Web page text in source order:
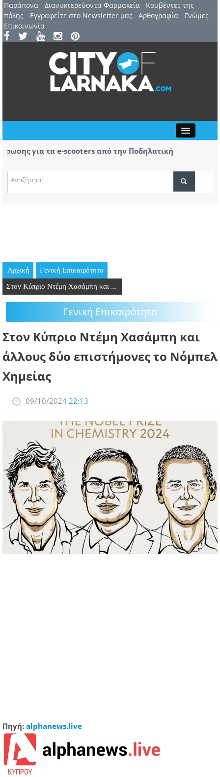
Παράπονα Διανυκτερεύοντα Φαρμακεία
Kουβέντες της
πόλης
Εγγραφείτε στο Newsletter μας Αρθογραφία
Γνώμες
Επικοινωνία
ΤΟΠΙΚΑ ΝΕΑ
ΘΕΣΕΙΣ ΕΡΓΑΣΙΑΣ
PODCAST
ΛΑΡΝΑΚΑ 2030
ΣΥΝΔΕΣΜΟΙ
ΠΕΡΙΣΣΟΤΕΡΑ
για τα e-scooters από την Ποδηλατική
Αρχική Γενική Επικαιρότητα
Στον Κύπριο Ντέμη Χασάμπη και ...
Γενική Επικαιρότητα
Στον Κύπριο Ντέμη Χασάμπη και
άλλους δύο επιστήμονες το Νόμπελ
Χημείας
09/10/2024 22:13
Πηγή: alphanews.live